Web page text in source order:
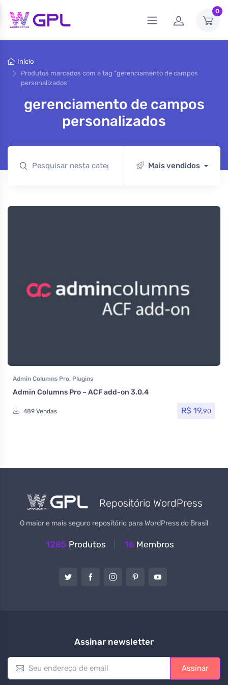
0
Início
Produtos marcados com a tag “gerenciamento de campos
personalizados”
gerenciamento de campos
personalizados
Mais vendidos
Admin Columns Pro, Plugins
Admin Columns Pro – ACF add-on 3.0.4
489 Vendas R$ 19,90
Repositório WordPress
O maior e mais seguro repositório para WordPress do Brasil
1285 Produtos 16 Membros
Assinar newsletter
E
a
Assinar